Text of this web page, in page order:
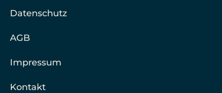
Datenschutz
AGB
Impressum
Kontakt